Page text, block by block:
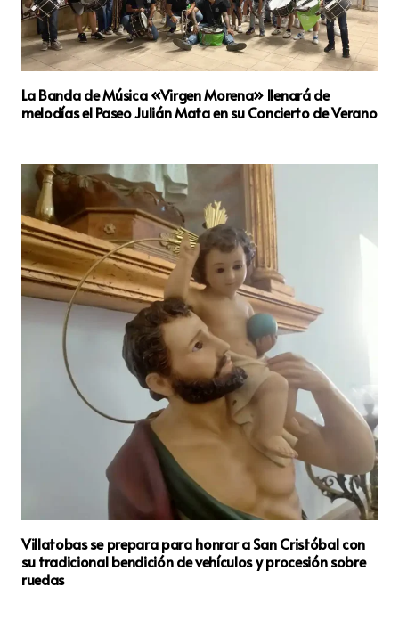
La Banda de Música «Virgen Morena» llenará de
melodías el Paseo Julián Mata en su Concierto de Verano
Villatobas se prepara para honrar a San Cristóbal con
su tradicional bendición de vehículos y procesión sobre
ruedas